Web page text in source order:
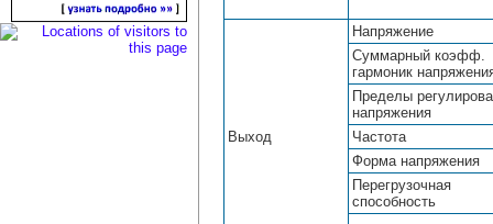
Выход
Напряжение
Суммарный коэфф.
гармоник
Пределы
напряжения
Частота
Форма напряжения
Перегрузочная
способность